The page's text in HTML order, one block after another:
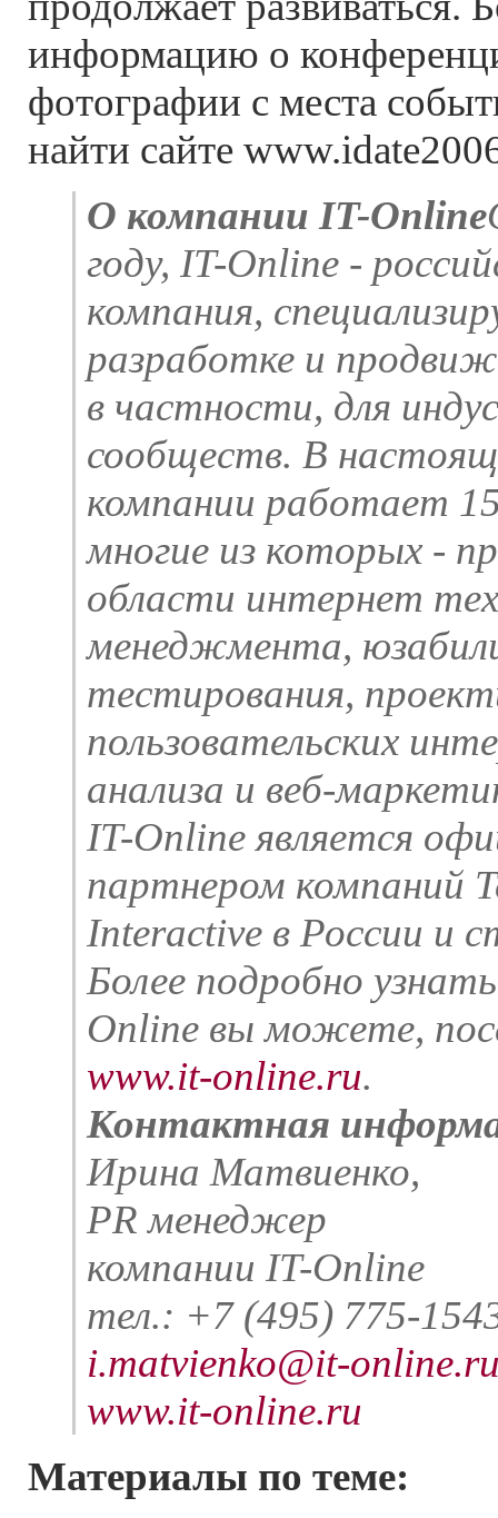
информацию о
фотографии с места
найти сайте
О компании IT-Online
году, IT-Online -
компания,
разработке и
в частности, для
сообществ. В
компании работает
многие из которых -
области интернет
менеджмента,
тестирования,
пользовательских
анализа и веб-
IT-Online является
партнером компаний
Interactive в России и
Более подробно
Online вы можете,
www.it-online.ru.
Контактная
Ирина Матвиенко,
PR менеджер
компании IT-Online
тел.: +7 (495) 775-
i.matvienko@it-
www.it-online.ru
Материалы по теме: